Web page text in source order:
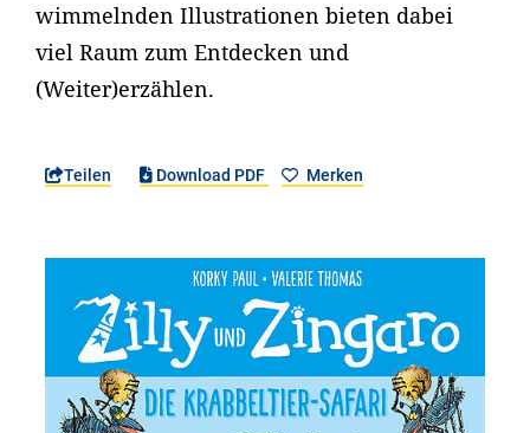
wimmelnden Illustrationen bieten dabei
viel Raum zum Entdecken und
(Weiter)erzählen.
Teilen Download PDF Merken